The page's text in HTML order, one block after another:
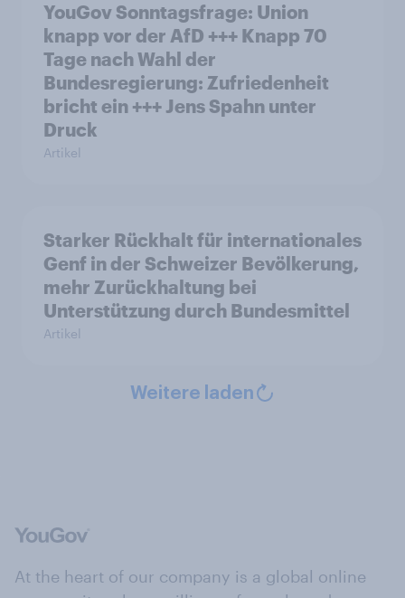
YouGov Sonntagsfrage: Union
knapp vor der AfD +++ Knapp 70
Tage nach Wahl der
Bundesregierung: Zufriedenheit
bricht ein +++ Jens Spahn unter
Druck
Artikel
Starker Rückhalt für internationales
Genf in der Schweizer Bevölkerung,
mehr Zurückhaltung bei
Unterstützung durch Bundesmittel
Artikel
Weitere laden
At the heart of our company is a global online